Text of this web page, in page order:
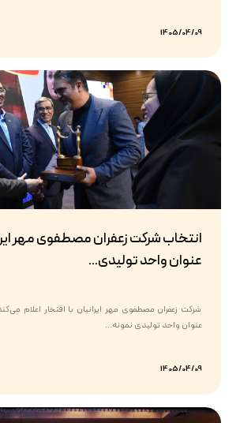
1405/04/09
انتخاب شرکت زعفران مصطفوی مهر
عنوان واحد تولیدی...
عنوان واحد تولیدی نمونه...
1405/04/09